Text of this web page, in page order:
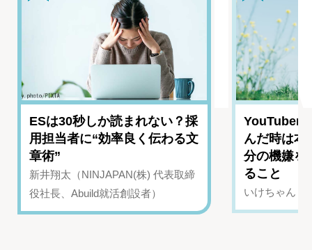
ESは30秒しか読まれない？採
用担当者に“効率良く伝わる文
章術”
新井翔太（NINJAPAN(株) 代表取締
役社長、Abuild就活創設者）
YouTuber
んだ時は
分の機嫌を
ること
いけちゃん（